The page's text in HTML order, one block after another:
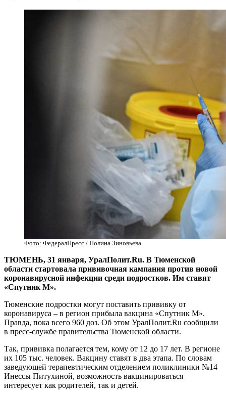
Фото: ФедералПресс / Полина Зиновьева
ТЮМЕНЬ, 31 января, УралПолит.Ru. В Тюменской
области стартовала прививочная кампания против новой
коронавирусной инфекции среди подростков. Им ставят
«Спутник М».
Тюменские подростки могут поставить прививку от
коронавируса – в регион прибыла вакцина «Спутник М».
Правда, пока всего 960 доз. Об этом УралПолит.Ru сообщили
в пресс-службе правительства Тюменской области.
Так, прививка полагается тем, кому от 12 до 17 лет. В регионе
их 105 тыс. человек. Вакцину ставят в два этапа. По словам
заведующей терапевтическим отделением поликлиники №14
Инессы Питухиной, возможность вакцинироваться
интересует как родителей, так и детей.